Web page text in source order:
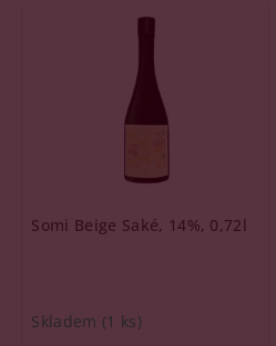
Somi Beige Saké, 14%, 0,72l
Skladem (1 ks)